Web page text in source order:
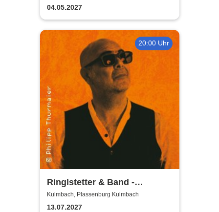
04.05.2027
20:00 Uhr
Ringlstetter & Band -
Bellavista Tour 2027
Kulmbach, Plassenburg Kulmbach
13.07.2027